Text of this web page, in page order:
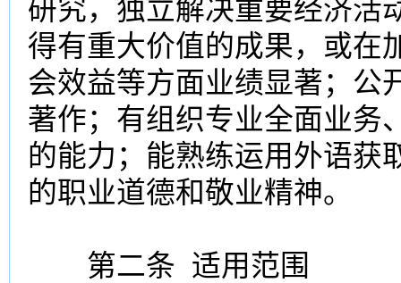
研究，独立解决重要经济活
得有重大价值的成果，或在
会效益等方面业绩显著；公
著作；有组织专业全面业务
的能力；能熟练运用外语获
的职业道德和敬业精神。
第二条 适用范围